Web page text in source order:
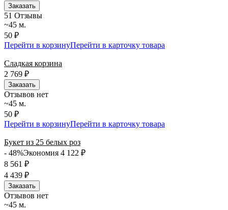
Заказать
51 Отзывы
~45 м.
50 ₽
Перейти в корзинуПерейти в карточку товара
Сладкая корзина
2 769 ₽
Заказать
Отзывов нет
~45 м.
50 ₽
Перейти в корзинуПерейти в карточку товара
Букет из 25 белых роз
- 48%Экономия 4 122 ₽
8 561 ₽
4 439 ₽
Заказать
Отзывов нет
~45 м.